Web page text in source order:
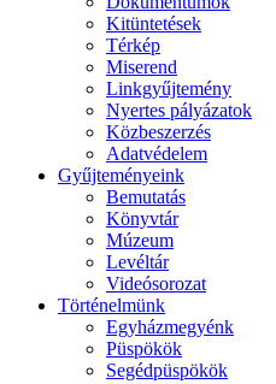
Kitüntetések
Térkép
Miserend
Linkgyűjtemény
Nyertes pályázatok
Közbeszerzés
Adatvédelem
Gyűjteményeink
Bemutatás
Könyvtár
Múzeum
Levéltár
Videósorozat
Történelmünk
Egyházmegyénk
Püspökök
Segédpüspökök